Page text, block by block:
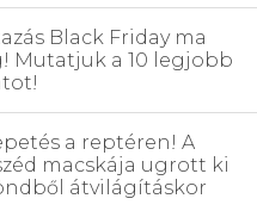
Black Friday ma
Mutatjuk a 10 legjobb
a reptéren! A
macskája ugrott ki
átvilágításkor